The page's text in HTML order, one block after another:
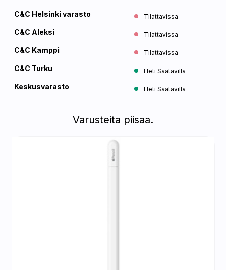
C&C Helsinki varasto Tilattavissa
C&C Aleksi Tilattavissa
C&C Kamppi Tilattavissa
C&C Turku Heti Saatavilla
Keskusvarasto Heti Saatavilla
Varusteita piisaa.